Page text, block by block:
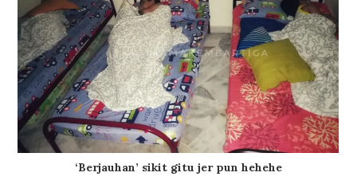
‘Berjauhan’ sikit gitu jer pun hehehe